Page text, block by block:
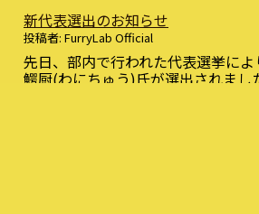
を
開
催
し
ま
ん
な
と
こ
ろ？
新代表選出のお知らせ
投稿者: FurryLab Official
先日、部内で行われた代表選挙に
鰐厨(わにちゅう)氏が選出されまし